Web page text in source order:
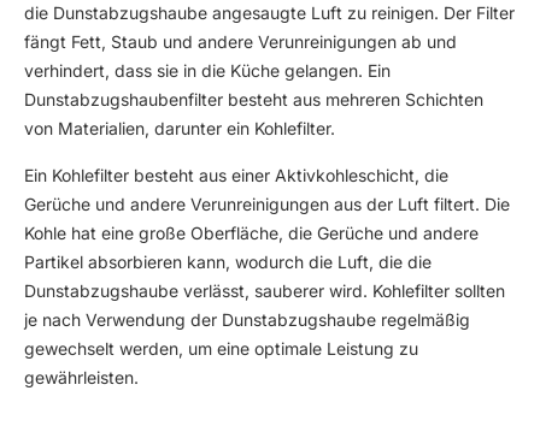
die Dunstabzugshaube angesaugte Luft zu reinigen. Der Filter
fängt Fett, Staub und andere Verunreinigungen ab und
verhindert, dass sie in die Küche gelangen. Ein
Dunstabzugshaubenfilter besteht aus mehreren Schichten
von Materialien, darunter ein Kohlefilter.
Ein Kohlefilter besteht aus einer Aktivkohleschicht, die
Gerüche und andere Verunreinigungen aus der Luft filtert. Die
Kohle hat eine große Oberfläche, die Gerüche und andere
Partikel absorbieren kann, wodurch die Luft, die die
Dunstabzugshaube verlässt, sauberer wird. Kohlefilter sollten
je nach Verwendung der Dunstabzugshaube regelmäßig
gewechselt werden, um eine optimale Leistung zu
gewährleisten.